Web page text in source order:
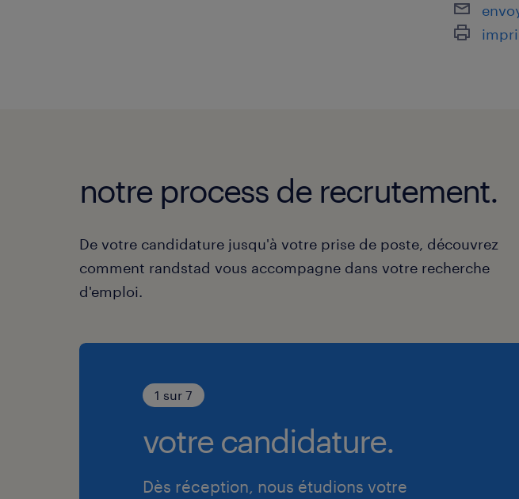
notre process de recrutement.
De votre candidature jusqu'à votre prise de poste, découvrez
comment randstad vous accompagne dans votre recherche
d'emploi.
1 sur 7
votre candidature.
Dès réception, nous étudions votre